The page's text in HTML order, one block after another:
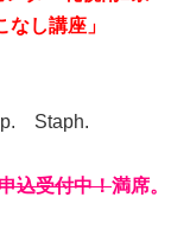
なし講座」
Staph.
込受付中！満席。